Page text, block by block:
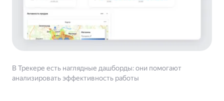
В Трекере есть наглядные дашборды: они помогают
анализировать эффективность работы